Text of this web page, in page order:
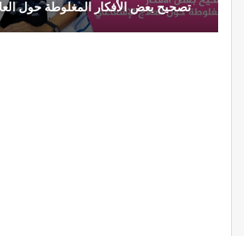
تصحيح بعض الأفكار المغلوطة حول